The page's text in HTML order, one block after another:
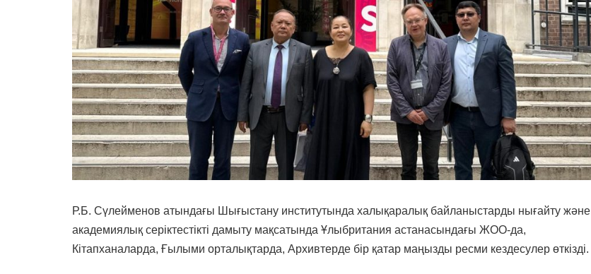
Р.Б. Сүлейменов атындағы Шығыстану институтында халықаралық байланыстарды нығайту және
академиялық серіктестікті дамыту мақсатында Ұлыбритания астанасындағы ЖОО-да,
Кітапханаларда, Ғылыми орталықтарда, Архивтерде бір қатар маңызды ресми кездесулер өткізді.